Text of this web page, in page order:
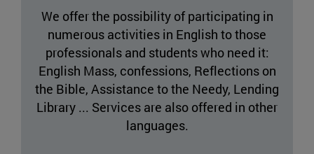
We offer the possibility of participating in
numerous activities in English to those
professionals and students who need it:
English Mass, confessions, Reflections on
the Bible, Assistance to the Needy, Lending
Library ... Services are also offered in other
languages.